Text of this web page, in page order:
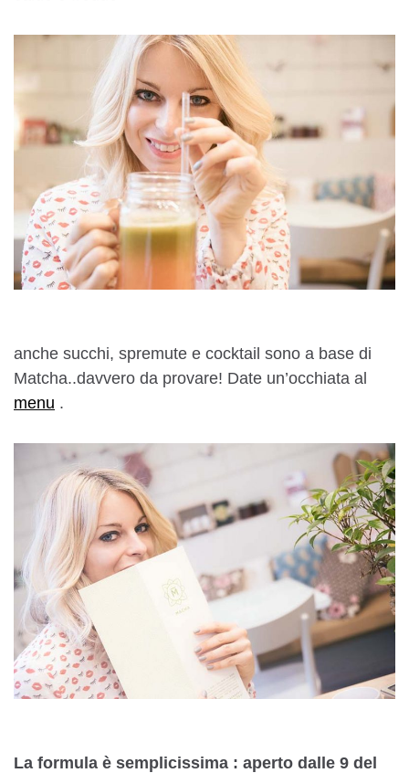
anche succhi, spremute e cocktail sono a base di
Matcha..davvero da provare! Date un’occhiata al
menu .
La formula è semplicissima : aperto dalle 9 del